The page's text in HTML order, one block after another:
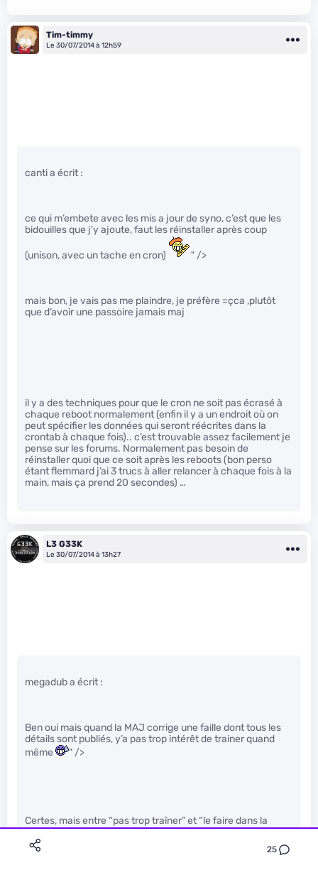
25
Tim-timmy
Le 30/07/2014 à 12h59
canti a écrit :
ce qui m’embete avec les mis a jour de syno, c’est que les
bidouilles que j’y ajoute, faut les réinstaller après coup
(unison, avec un tache en cron) " />
mais bon, je vais pas me plaindre, je préfère =çca ,plutôt
que d’avoir une passoire jamais maj
il y a des techniques pour que le cron ne soit pas écrasé à
chaque reboot normalement (enfin il y a un endroit où on
peut spécifier les données qui seront réécrites dans la
crontab à chaque fois).. c’est trouvable assez facilement je
pense sur les forums. Normalement pas besoin de
réinstaller quoi que ce soit après les reboots (bon perso
étant flemmard j’ai 3 trucs à aller relancer à chaque fois à la
main, mais ça prend 20 secondes) …
L3 G33K
Le 30/07/2014 à 13h27
megadub a écrit :
Ben oui mais quand la MAJ corrige une faille dont tous les
détails sont publiés, y’a pas trop intérêt de trainer quand
même
" />
Certes, mais entre “pas trop traîner” et “le faire dans la
minute” il y a tout de même une différence.